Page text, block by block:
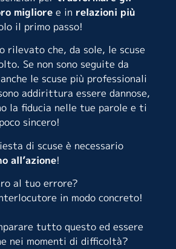
migliore e in relazioni più
il primo passo!
rilevato che, da sole, le scuse
Se non sono seguite da
le scuse più professionali
addirittura essere dannose,
la fiducia nelle tue parole e ti
sincero!
di scuse è necessario
all’azione!
al tuo errore?
in modo concreto!
tutto questo ed essere
nei momenti di difficoltà?